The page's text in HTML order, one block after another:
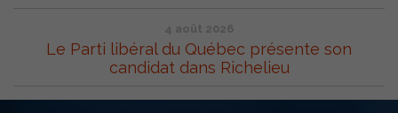
4 août 2026
Le Parti libéral du Québec présente son
candidat dans Richelieu